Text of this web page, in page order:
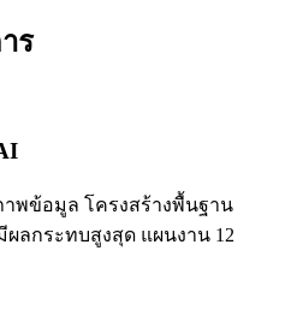
ร
พข้อมูล โครงสร้างพื้นฐาน
ลกระทบสูงสุด แผนงาน 12